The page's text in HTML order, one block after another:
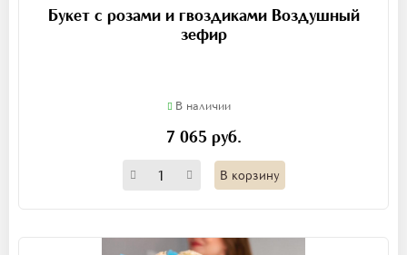
Букет с розами и гвоздиками Воздушный
зефир
В наличии
7 065 руб.
В корзину